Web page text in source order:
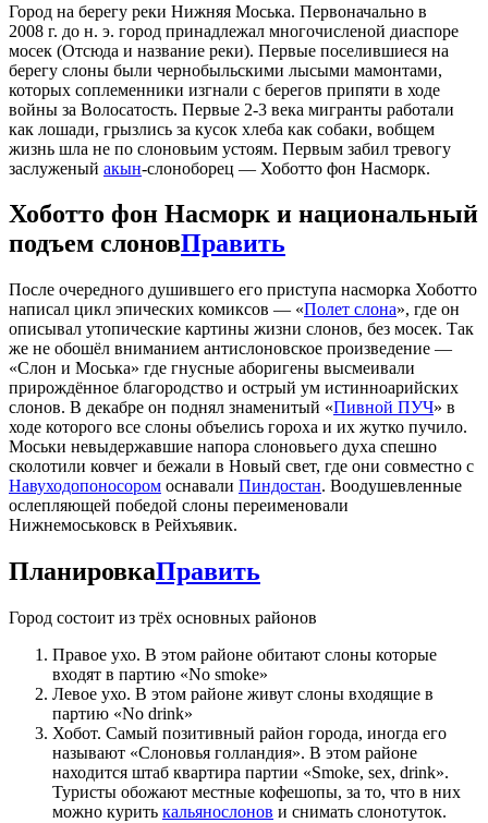
Город на берегу реки Нижняя Моська. Первоначально в
2008 г. до н. э. город принадлежал многочисленой диаспоре
мосек (Отсюда и название реки). Первые поселившиеся на
берегу слоны были чернобыльскими лысыми мамонтами,
которых соплеменники изгнали с берегов припяти в ходе
войны за Волосатость. Первые 2-3 века мигранты работали
как лошади, грызлись за кусок хлеба как собаки, вобщем
жизнь шла не по слоновьим устоям. Первым забил тревогу
заслуженый акын-слоноборец — Хоботто фон Насморк.
Хоботто фон Насморк и национальный
подъем слоновПравить
После очередного душившего его приступа насморка Хоботто
написал цикл эпических комиксов — «Полет слона», где он
описывал утопические картины жизни слонов, без мосек. Так
же не обошёл вниманием антислоновское произведение —
«Слон и Моська» где гнусные аборигены высмеивали
прирождённое благородство и острый ум истинноарийских
слонов. В декабре он поднял знаменитый «Пивной ПУЧ» в
ходе которого все слоны объелись гороха и их жутко пучило.
Моськи невыдержавшие напора слоновьего духа спешно
сколотили ковчег и бежали в Новый свет, где они совместно с
Навуходопоносором оснавали Пиндостан. Воодушевленные
ослепляющей победой слоны переименовали
Нижнемоськовск в Рейхъявик.
ПланировкаПравить
Город состоит из трёх основных районов
Правое ухо. В этом районе обитают слоны которые
входят в партию «No smoke»
Левое ухо. В этом районе живут слоны входящие в
партию «No drink»
Хобот. Самый позитивный район города, иногда его
называют «Слоновья голландия». В этом районе
находится штаб квартира партии «Smoke, sex, drink».
Туристы обожают местные кофешопы, за то, что в них
можно курить кальянослонов и снимать слонотуток.